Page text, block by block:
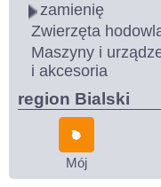
zamienię
Zwierzęta
Maszyny i
i akcesoria
region Bialski
Mój